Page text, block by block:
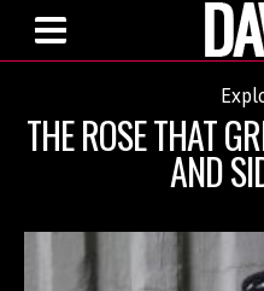
THE ROSE THAT
AND